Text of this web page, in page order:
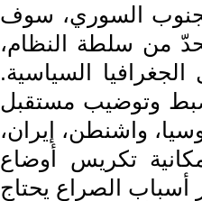
السوري، سوف
من سلطة النظام،
السياسية.
وتوضيب مستقبل
واشنطن، إيران،
تكريس أوضاع
أسباب الصراع يحتاج